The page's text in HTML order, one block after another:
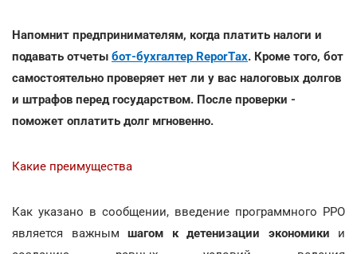
Напомнит предпринимателям, когда платить налоги и
подавать отчеты бот-бухгалтер ReporTах. Кроме того, бот
самостоятельно проверяет нет ли у вас налоговых долгов
и штрафов перед государством. После проверки -
поможет оплатить долг мгновенно.
Какие преимущества
Как указано в сообщении, введение программного РРО
является важным шагом к детенизации экономики и